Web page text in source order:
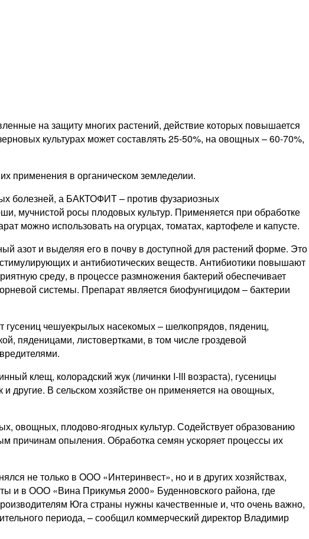
на защиту многих растений, действие которых повышается
культурах может составлять 25‑50%, на овощных – ​60‑70%,
применения в органическом земледелии.
болезней, а БАКТОФИТ – ​против фузариозных
мучнистой росы плодовых культур. Применяется при обработке
можно использовать на огурцах, томатах, картофеле и капусте.
азот и выделяя его в почву в доступной для растений форме. Это
и антибиотических веществ. Антибиотики повышают
среду, в процессе размножения бактерий обеспечивает
системы. Препарат является биофунгицидом – ​бактерии
чешуекрылых насекомых – ​шелкопрядов, пядениц,
пяденицами, листовертками, в том числе гроздевой
клещ, колорадский жук (личинки I‑III возраста), гусеницы
другие. В сельском хозяйстве он применяется на овощных,
овощных, плодово-­ягодных культур. Содействует образованию
причинам опыления. Обработка семян ускоряет процессы их
не только в ООО «Интеринвест», но и в других хозяйствах,
и в ООО «Вина Прикумья 2000» Буденновского района, где
Юга страны нужны качественные и, что очень важно,
периода, – ​сообщил коммерческий директор Владимир